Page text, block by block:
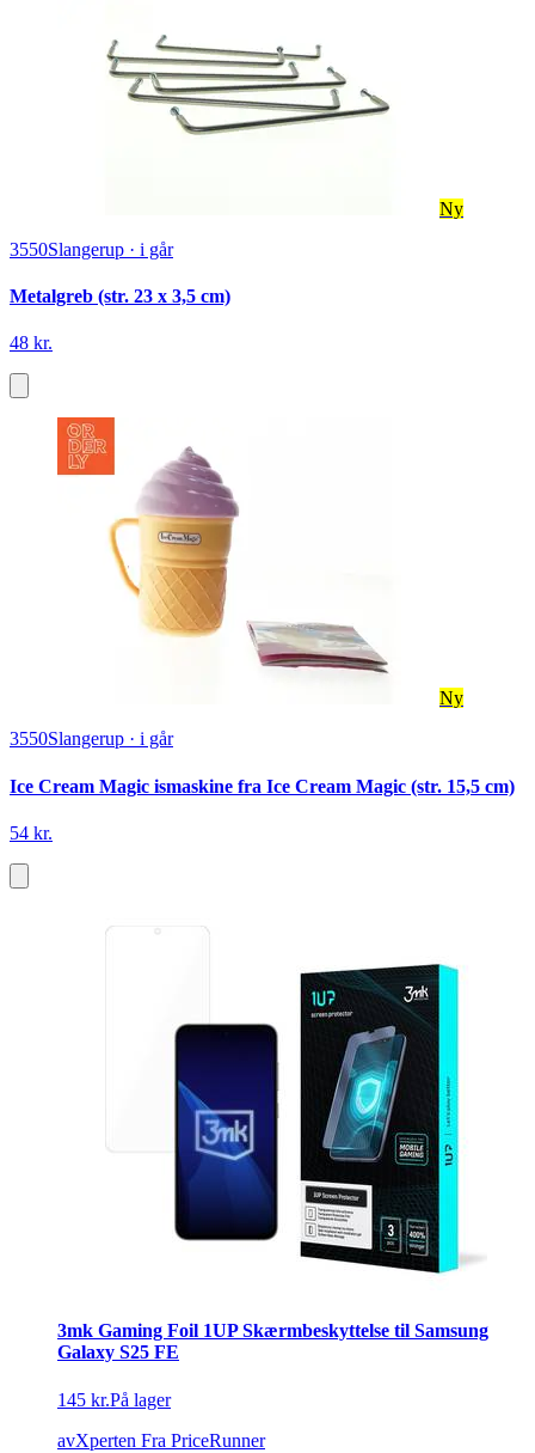
Ny
3550Slangerup · i går
Metalgreb (str. 23 x 3,5 cm)
48 kr.
Ny
3550Slangerup · i går
Ice Cream Magic ismaskine fra Ice Cream Magic (str. 15,5 cm)
54 kr.
3mk Gaming Foil 1UP Skærmbeskyttelse til Samsung
Galaxy S25 FE
145 kr.På lager
avXperten Fra PriceRunner